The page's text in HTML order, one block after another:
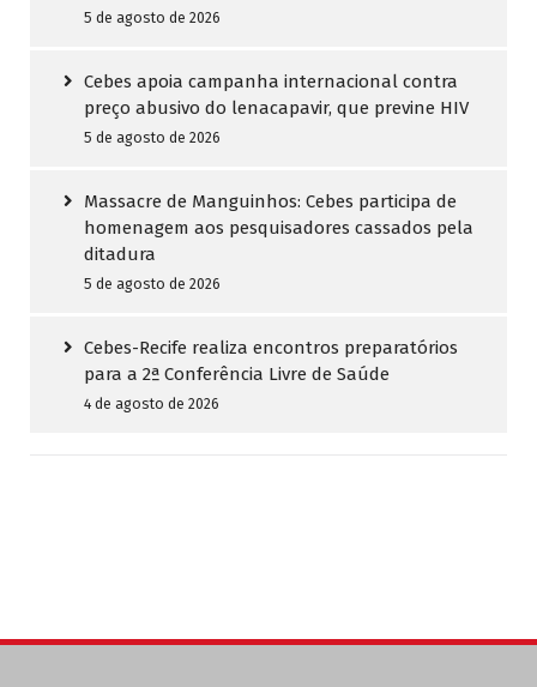
5 de agosto de 2026
Cebes apoia campanha internacional contra
preço abusivo do lenacapavir, que previne HIV
5 de agosto de 2026
Massacre de Manguinhos: Cebes participa de
homenagem aos pesquisadores cassados pela
ditadura
5 de agosto de 2026
Cebes-Recife realiza encontros preparatórios
para a 2ª Conferência Livre de Saúde
4 de agosto de 2026